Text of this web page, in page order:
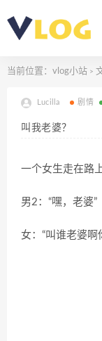
当前位置： vlog小站 >
Lucilla 剧情
叫我老婆？
一个女生走在路
男2：“嘿，老婆”
女：“叫谁老婆啊